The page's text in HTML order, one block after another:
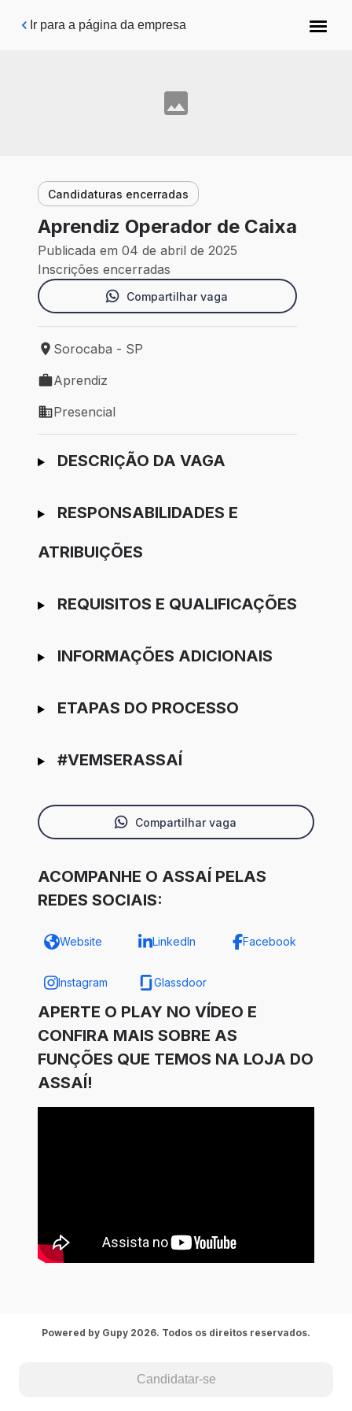
Pular para o conteúdo principal
Ir para a página da empresa
Candidaturas encerradas
Aprendiz Operador de Caixa
Publicada em 04 de abril de 2025
Inscrições encerradas
Compartilhar vaga
Local de trabalho: Sorocaba - SP
Sorocaba - SP
Tipo de vaga: Aprendiz
Aprendiz
Modelo de trabalho: Presencial
Presencial
Ir para candidatura
DESCRIÇÃO DA VAGA
RESPONSABILIDADES E
ATRIBUIÇÕES
REQUISITOS E QUALIFICAÇÕES
INFORMAÇÕES ADICIONAIS
ETAPAS DO PROCESSO
#VEMSERASSAÍ
Compartilhar vaga
ACOMPANHE O ASSAÍ PELAS
REDES SOCIAIS:
Website LinkedIn Facebook
Instagram Glassdoor
APERTE O PLAY NO VÍDEO E
CONFIRA MAIS SOBRE AS
FUNÇÕES QUE TEMOS NA LOJA DO
ASSAÍ!
Candidatar-se
Powered by Gupy 2026. Todos os direitos reservados.